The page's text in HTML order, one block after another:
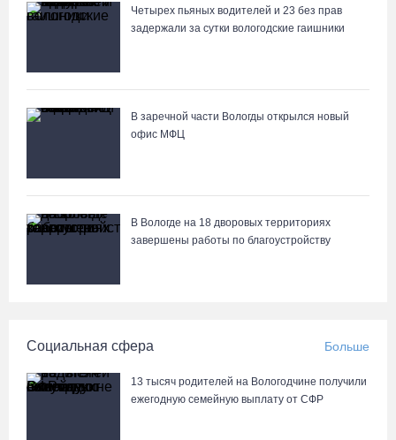
Четырех пьяных водителей и 23 без прав
задержали за сутки вологодские гаишники
В заречной части Вологды открылся новый
офис МФЦ
В Вологде на 18 дворовых территориях
завершены работы по благоустройству
Социальная сфера Больше
13 тысяч родителей на Вологодчине получили
ежегодную семейную выплату от СФР